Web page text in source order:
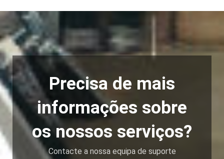
Precisa de mais
informações sobre
os nossos serviços?
Contacte a nossa equipa de suporte